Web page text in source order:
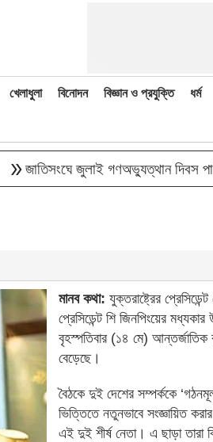
খেলাধুলা বিনোদন বিজ্ঞান ও প্রযুক্তি ধর্ম
জাতিসংঘে জুলাই গণঅভ্যুত্থান দিবস পালিত
মানব কথা: যুক্তরাষ্ট্রের
প্রেসিডেন্ট শি জিনপিংয়ের মধ্যকার
বৃহস্পতিবার (১৪ মে) আন্তর্জাতিক
বেড়েছে।
বৈঠকে দুই দেশের সম্পর্ককে
ভিত্তিতে নতুনভাবে সংজ্ঞায়িত
এই দুই শীর্ষ নেতা। এ ছাড়া তারা